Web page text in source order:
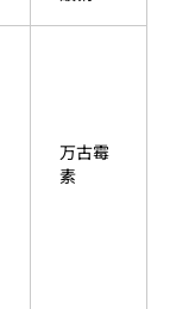
万古霉
素